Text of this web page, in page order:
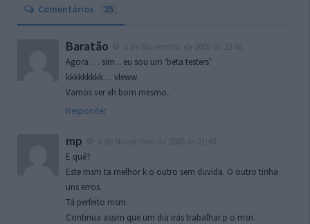
Comentários 25
Baratão
Agora … sim .. eu sou um ‘beta testers’
kkkkkkkkk… vleww
Vamos ver eh bom mesmo..
Responder
mp
E quê?
Este msm ta melhor k o outro sem duvida. O outro tinha
uns erros.
Tá perfeito msm.
Continua assim que um dia irás trabalhar p o msn.